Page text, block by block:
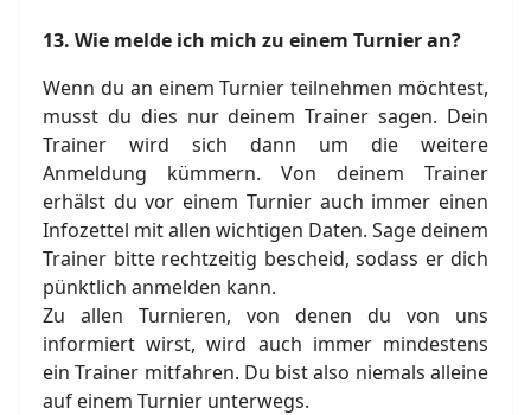
13. Wie melde ich mich zu einem Turnier an?
Wenn du an einem Turnier teilnehmen möchtest,
musst du dies nur deinem Trainer sagen. Dein
Trainer wird sich dann um die weitere
Anmeldung kümmern. Von deinem Trainer
erhälst du vor einem Turnier auch immer einen
Infozettel mit allen wichtigen Daten. Sage deinem
Trainer bitte rechtzeitig bescheid, sodass er dich
pünktlich anmelden kann.
Zu allen Turnieren, von denen du von uns
informiert wirst, wird auch immer mindestens
ein Trainer mitfahren. Du bist also niemals alleine
auf einem Turnier unterwegs.